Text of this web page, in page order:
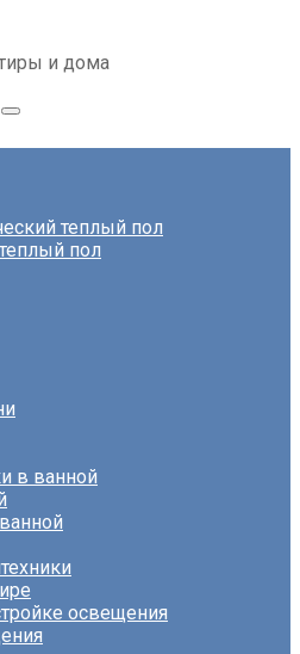
и дома
теплый пол
пол
в ванной
освещения